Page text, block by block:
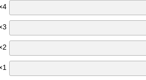
4
3
2
1